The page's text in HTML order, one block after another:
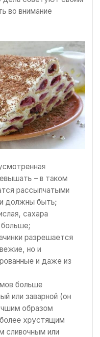
во внимание
– в таком
рассыпчатыми
должны быть;
сахара
разрешается
но и
и даже из
больше
или заварной (он
образом
хрустящим
сливочным или